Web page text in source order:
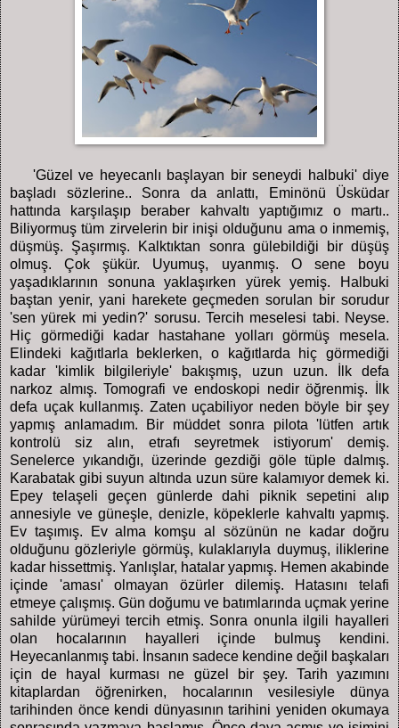
'Güzel ve heyecanlı başlayan bir seneydi halbuki' diye
başladı sözlerine.. Sonra da anlattı, Eminönü Üsküdar
hattında karşılaşıp beraber kahvaltı yaptığımız o martı..
Biliyormuş tüm zirvelerin bir inişi olduğunu ama o inmemiş,
düşmüş. Şaşırmış. Kalktıktan sonra gülebildiği bir düşüş
olmuş. Çok şükür. Uyumuş, uyanmış. O sene boyu
yaşadıklarının sonuna yaklaşırken yürek yemiş. Halbuki
baştan yenir, yani harekete geçmeden sorulan bir sorudur
'sen yürek mi yedin?' sorusu. Tercih meselesi tabi. Neyse.
Hiç görmediği kadar hastahane yolları görmüş mesela.
Elindeki kağıtlarla beklerken, o kağıtlarda hiç görmediği
kadar 'kimlik bilgileriyle' bakışmış, uzun uzun. İlk defa
narkoz almış. Tomografi ve endoskopi nedir öğrenmiş. İlk
defa uçak kullanmış. Zaten uçabiliyor neden böyle bir şey
yapmış anlamadım. Bir müddet sonra pilota 'lütfen artık
kontrolü siz alın, etrafı seyretmek istiyorum' demiş.
Senelerce yıkandığı, üzerinde gezdiği göle tüple dalmış.
Karabatak gibi suyun altında uzun süre kalamıyor demek ki.
Epey telaşeli geçen günlerde dahi piknik sepetini alıp
annesiyle ve güneşle, denizle, köpeklerle kahvaltı yapmış.
Ev taşımış. Ev alma komşu al sözünün ne kadar doğru
olduğunu gözleriyle görmüş, kulaklarıyla duymuş, iliklerine
kadar hissettmiş. Yanlışlar, hatalar yapmış. Hemen akabinde
içinde 'aması' olmayan özürler dilemiş. Hatasını telafi
etmeye çalışmış. Gün doğumu ve batımlarında uçmak yerine
sahilde yürümeyi tercih etmiş. Sonra onunla ilgili hayalleri
olan hocalarının hayalleri içinde bulmuş kendini.
Heyecanlanmış tabi. İnsanın sadece kendine değil başkaları
için de hayal kurması ne güzel bir şey. Tarih yazımını
kitaplardan öğrenirken, hocalarının vesilesiyle dünya
tarihinden önce kendi dünyasının tarihini yeniden okumaya